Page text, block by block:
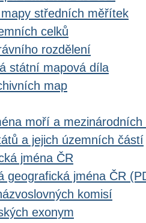
středních měřítek
celků
rozdělení
státní mapová díla
map
moří a
a jejich územních částí
jména ČR
geografická jména ČR
komisí
exonym